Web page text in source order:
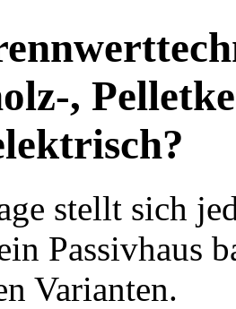
,
stellt sich
Passivhaus
Varianten.